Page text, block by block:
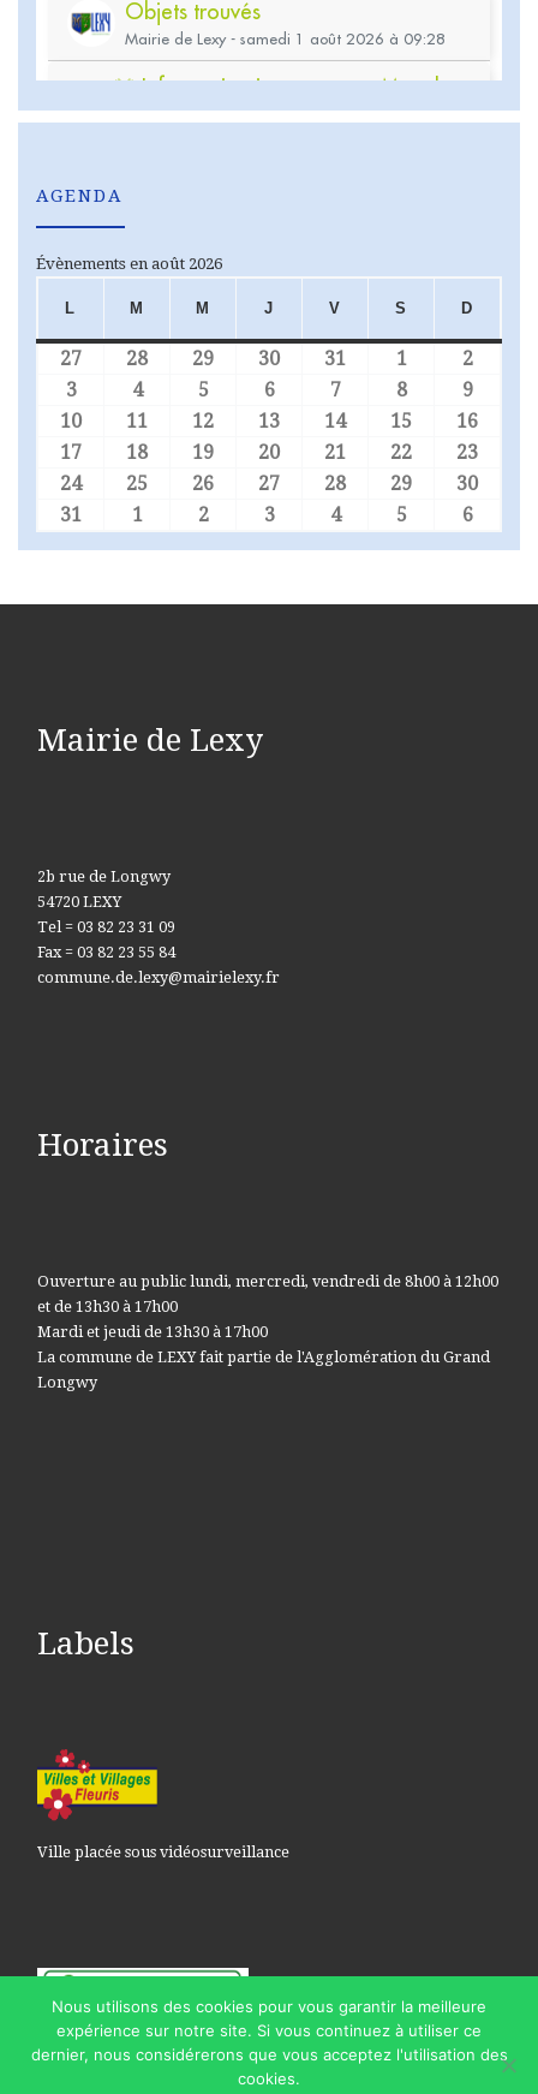
AGENDA
Évènements en août 2026
L LUNDIM MARDI
M MERCREDI
J JEUDIV VENDREDI
S SAMEDI
D
27 27 juillet 2026
28 28 juillet 2026
29 29 juillet 2026
30 30 juillet 2026
31 31 juillet 2026
1 1 août 2026
2
3 3 août 2026
44 août 2026
5 5 août 2026
6 6 août 2026
7 7 août 2026
8 8 août 2026
9
10 10 août 2026
11 11 août 2026
12 12 août 2026
13 13 août 2026
1414 août 2026
15 15 août 2026
16
17 17 août 2026
18 18 août 2026
19 19 août 2026
20 20 août 2026
21 21 août 2026
22 22 août 2026
23
2424 août 2026
25 25 août 2026
26 26 août 2026
27 27 août 2026
28 28 août 2026
29 29 août 2026
30
31 31 août 2026
1 1 septembre 2026
2 2 septembre 2026
3 3 septembre 2026
44 septembre 2026
5 5 septembre
6
Mairie de Lexy
2b rue de Longwy
54720 LEXY
Tel = 03 82 23 31 09
Fax = 03 82 23 55 84
commune.de.lexy@mairielexy.fr
Horaires
Ouverture au public lundi, mercredi, vendredi de 8h00 à 12h00
et de 13h30 à 17h00
Mardi et jeudi de 13h30 à 17h00
La commune de LEXY fait partie de l'Agglomération du Grand
Longwy
Labels
Ville placée sous vidéosurveillance
Nous utilisons des cookies pour vous garantir la meilleure
expérience sur notre site. Si vous continuez à utiliser ce
dernier, nous considérerons que vous acceptez l'utilisation des
cookies.